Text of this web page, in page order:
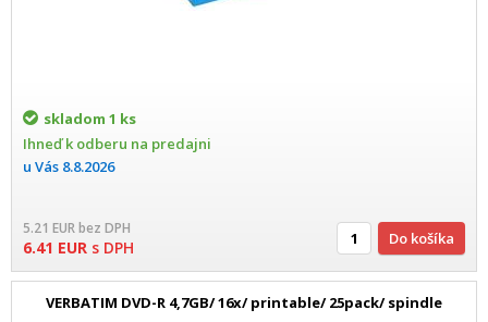
skladom 1 ks
Ihneď k odberu na predajni
u Vás 8.8.2026
5.21 EURbez DPH
6.41 EUR s DPH Do košíka
VERBATIM DVD-R 4,7GB/ 16x/ printable/ 25pack/ spindle